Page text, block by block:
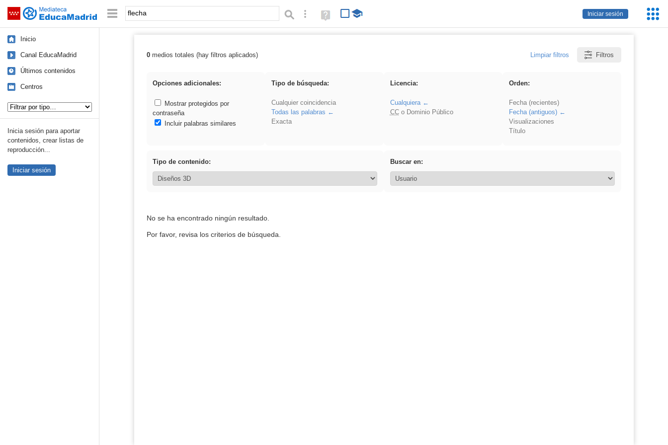
Saltar navegación
Iniciar sesión
Palabra o frase: Búsqueda avanzada
Ayuda
(en
Inicio
Canal EducaMadrid
Últimos contenidos
Centros
Inicia sesión para aportar
contenidos, crear listas de
reproducción...
Iniciar sesión
Resultados de: flecha
0medios totales (hay filtros aplicados) Limpiar filtros Filtros
Opciones adicionales:
Mostrar protegidos por
contraseña
Incluir palabras similares
Tipo de búsqueda:
Cualquier coincidencia
Todas las palabras
Exacta
Licencia:
Cualquiera
CCo Dominio Público
Orden:
Fecha (recientes)
Fecha (antiguos)
Visualizaciones
Título
Tipo de contenido: Buscar en:
No se ha encontrado ningún resultado.
Por favor, revisa los criterios de búsqueda.